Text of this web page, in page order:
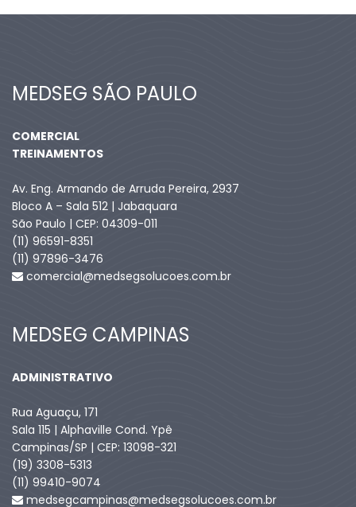
MEDSEG SÃO PAULO
COMERCIAL
TREINAMENTOS
Av. Eng. Armando de Arruda Pereira, 2937
Bloco A – Sala 512 | Jabaquara
São Paulo | CEP: 04309-011
(11) 96591-8351
(11) 97896-3476
comercial@medsegsolucoes.com.br
MEDSEG CAMPINAS
ADMINISTRATIVO
Rua Aguaçu, 171
Sala 115 | Alphaville Cond. Ypê
Campinas/SP | CEP: 13098-321
(19) 3308-5313
(11) 99410-9074​
medsegcampinas@medsegsolucoes.com.br